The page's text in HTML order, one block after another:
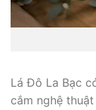
Lá Đô La Bạc
cắm nghệ